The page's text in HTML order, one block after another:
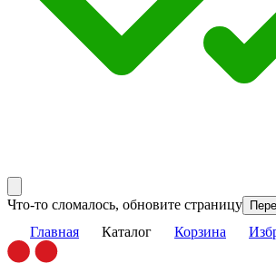
Что-то сломалось, обновите страницу
Главная Каталог Корзина